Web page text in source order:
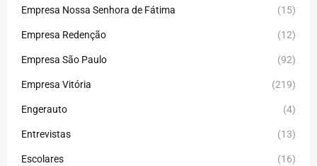
Empresa Nossa Senhora de Fátima (15)
Empresa Redenção (12)
Empresa São Paulo (92)
Empresa Vitória (219)
Engerauto (4)
Entrevistas (13)
Escolares (16)